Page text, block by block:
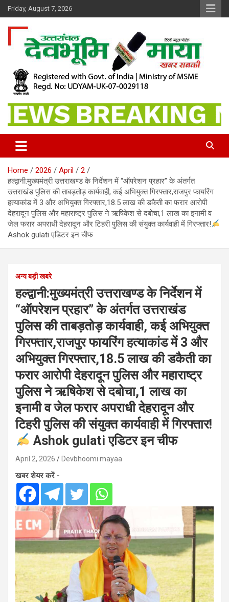
Skip
to
content
Friday, August 7, 2026
Dev Bhoomi Maya
Home 2026 April
2
हल्द्वानी:मुख्यमंत्री उत्तराखण्ड के निर्देशन में “ऑपरेशन प्रहार” के अंतर्गत
उत्तराखंड पुलिस की ताबड़तोड़ कार्यवाही, कई अभियुक्त गिरफ्तार,राजपुर फायरिंग
हत्याकांड में 3 और अभियुक्त गिरफ्तार,18.5 लाख की डकैती का फरार आरोपी
देहरादून पुलिस और महाराष्ट्र पुलिस ने ऋषिकेश से दबोचा,1 लाख का इनामी व
जेल फरार अपराधी देहरादून और टिहरी पुलिस की संयुक्त कार्यवाही में गिरफ्तार!
Ashok gulati एडिटर इन चीफ
अन्य बड़ी खबरे
हल्द्वानी:मुख्यमंत्री उत्तराखण्ड के निर्देशन में
“ऑपरेशन प्रहार” के अंतर्गत उत्तराखंड
पुलिस की ताबड़तोड़ कार्यवाही, कई अभियुक्त
गिरफ्तार,राजपुर फायरिंग हत्याकांड में 3 और
अभियुक्त गिरफ्तार,18.5 लाख की डकैती का
फरार आरोपी देहरादून पुलिस और महाराष्ट्र
पुलिस ने ऋषिकेश से दबोचा,1 लाख का
इनामी व जेल फरार अपराधी देहरादून और
टिहरी पुलिस की संयुक्त कार्यवाही में गिरफ्तार!
Ashok gulati एडिटर इन चीफ
April 2, 2026 Devbhoomi mayaa
खबर शेयर करें -